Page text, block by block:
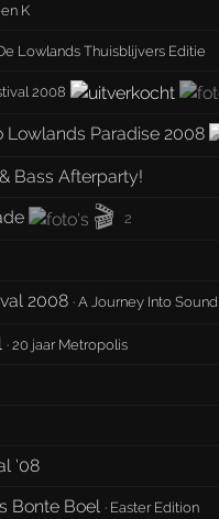
K
Lowlands Thuisblijvers Editie
2008
Paradise 2008
Bass Afterparty!
🎬 2
2008 ·A Journey Into Sound
·20 jaar Metropolis
'08
Bonte Boel · Easter Edition